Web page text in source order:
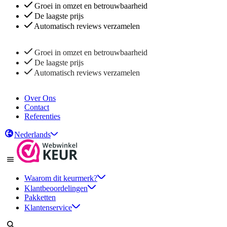
Groei in omzet en betrouwbaarheid
De laagste prijs
Automatisch reviews verzamelen
Groei in omzet en betrouwbaarheid
De laagste prijs
Automatisch reviews verzamelen
Over Ons
Contact
Referenties
Nederlands
Waarom dit keurmerk?
Klantbeoordelingen
Pakketten
Klantenservice